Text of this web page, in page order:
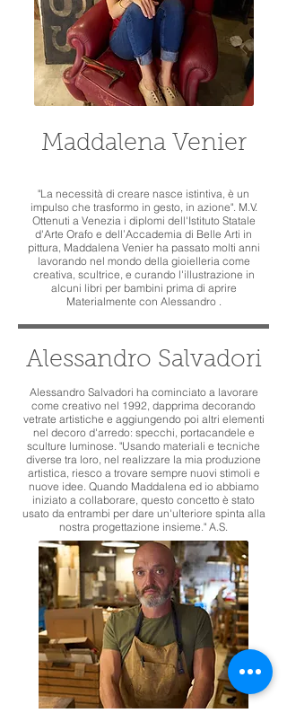
Maddalena Venier
"La necessità di creare nasce istintiva, è un
impulso che trasformo in gesto, in azione". M.V.
Ottenuti a Venezia i diplomi dell'Istituto Statale
d'Arte Orafo e dell’Accademia di Belle Arti in
pittura, Maddalena Venier ha passato molti anni
lavorando nel mondo della gioielleria come
creativa, scultrice, e curando l'illustrazione in
alcuni libri per bambini prima di aprire
Materialmente con Alessandro .
Alessandro Salvadori
Alessandro Salvadori ha cominciato a lavorare
come creativo nel 1992, dapprima decorando
vetrate artistiche e aggiungendo poi altri elementi
nel decoro d'arredo: specchi, portacandele e
sculture luminose. "Usando materiali e tecniche
diverse tra loro, nel realizzare la mia produzione
artistica, riesco a trovare sempre nuovi stimoli e
nuove idee. Quando Maddalena ed io abbiamo
iniziato a collaborare, questo concetto è stato
usato da entrambi per dare un'ulteriore spinta alla
nostra progettazione insieme." A.S.​​